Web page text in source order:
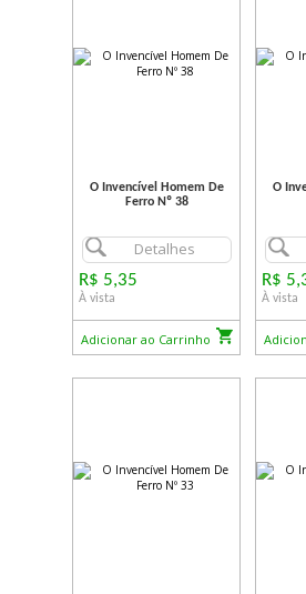
O Invencível Homem De
Ferro Nº 38
Detalhes
R$ 5,35
À vista
Adicionar ao Carrinho
O
R$
À vista